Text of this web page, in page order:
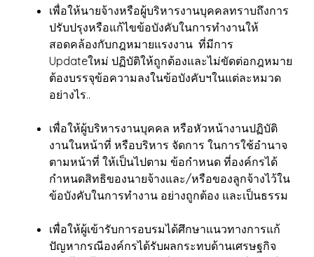
เพื่อให้นายจ้างหรือผู้บริหารงานบุคคลทราบถึงการ
ปรับปรุงหรือแก้ไขข้อบังคับในการทำงานให้
สอดคล้องกับกฎหมายแรงงาน ที่มีการ
Updateใหม่ ปฏิบัติให้ถูกต้องและไม่ขัดต่อกฎหมาย
ต้องบรรจุข้อความลงในข้อบังคับฯในแต่ละหมวด
อย่างไร..
เพื่อให้ผู้บริหารงานบุคคล หรือหัวหน้างานปฏิบัติ
งานในหน้าที่ หรือบริหาร จัดการ ในการใช้อำนาจ
ตามหน้าที่ ให้เป็นไปตาม ข้อกำหนด ที่องค์กรได้
กำหนดสิทธิของนายจ้างและ/หรือของลูกจ้างไว้ใน
ข้อบังคับในการทำงาน อย่างถูกต้อง และเป็นธรรม
เพื่อให้ผู้เข้ารับการอบรมได้ศึกษาแนวทางการแก้
ปัญหากรณีองค์กรได้รับผลกระทบด้านเศรษฐกิจ